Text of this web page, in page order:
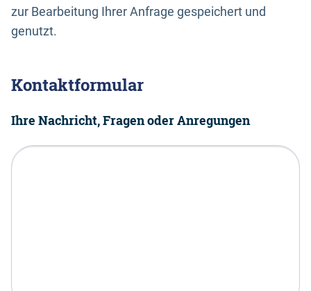
zur Bearbeitung Ihrer Anfrage gespeichert und
genutzt.
Kontaktformular
Ihre Nachricht, Fragen oder Anregungen